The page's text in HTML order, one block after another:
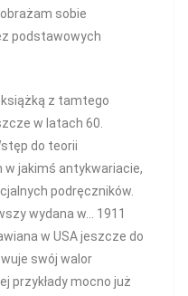
sobie
podstawowych
z tamtego
w latach 60.
do teorii
w jakimś antykwariacie,
podręczników.
wydana w… 1911
w USA jeszcze do
swój walor
przykłady mocno już